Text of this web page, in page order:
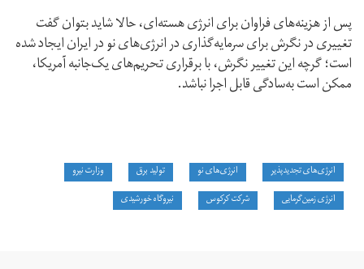
پس از هزینه‌‌های فراوان برای انرژی هسته‌ای، حالا شاید بتوان گفت
تغییری در نگرش برای سرمایه‌گذاری در انرژی‌های نو در ایران ایجاد شده
است؛ گرچه این تغییر نگرش، با برقراری تحریم‌های یک‌جانبه آمریکا،
ممکن است به‌سادگی قابل اجرا نباشد.
انرژی‌های تجدیدپذیر انرژی‌های نو تولید برق
وزارت نیرو
انرژی زمین‌گرمایی
شرکت کرکوس نیروگاه خورشیدی